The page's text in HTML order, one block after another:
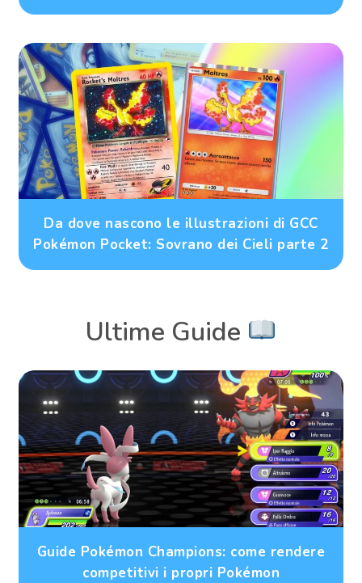
Da dove nascono le illustrazioni di GCC
Pokémon Pocket: Sovrano dei Cieli parte 2
Ultime Guide
Guide Pokémon Champions: come rendere
competitivi i propri Pokémon